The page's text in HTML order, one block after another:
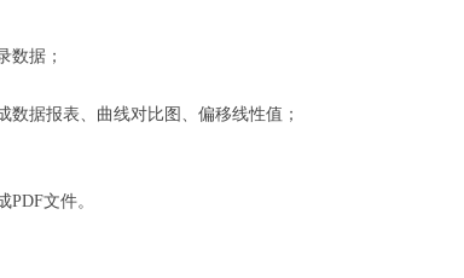
数据；
据报表、曲线对比图、偏移线性值；
文件。